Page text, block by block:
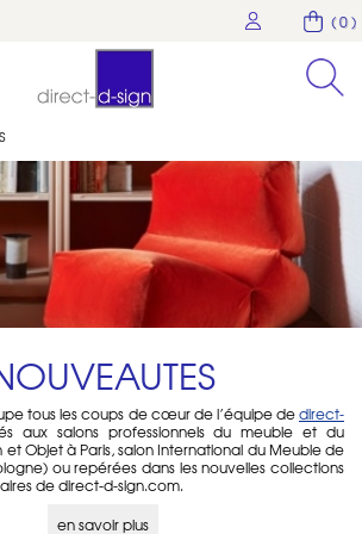
( 0 )
tous les coups de cœur de l’équipe dedirect-
aux salons professionnels du meuble et du
et Objet à Paris, salon International du Meuble de
ou repérées dans les nouvelles collections
de direct-d-sign.com.
les sélections de direct-d-sign.com :
en savoir plus